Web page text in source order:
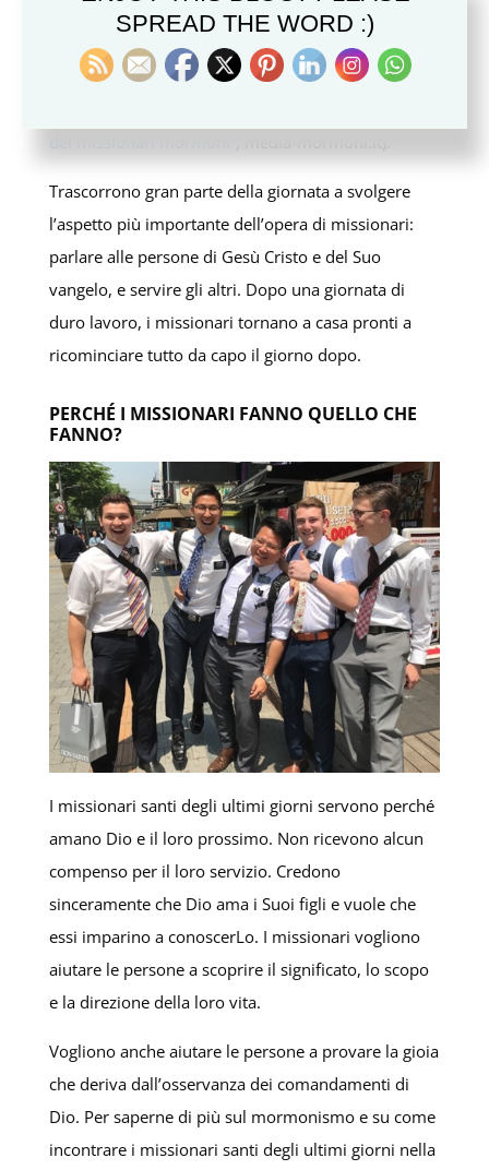
diversa dalla loro madre lingua, i missionari
dedicano anche del tempo a studiare la lingua del
paese che li ospita (vedere “Annunciata una
dei missionari mormoni
Trascorrono gran parte della giornata a svolgere
l’aspetto più importante dell’opera di missionari:
parlare alle persone di Gesù Cristo e del Suo
vangelo, e servire gli altri. Dopo una giornata di
duro lavoro, i missionari tornano a casa pronti a
ricominciare tutto da capo il giorno dopo.
PERCHÉ I MISSIONARI FANNO QUELLO CHE
FANNO?
I missionari santi degli ultimi giorni servono perché
amano Dio e il loro prossimo. Non ricevono alcun
compenso per il loro servizio. Credono
sinceramente che Dio ama i Suoi figli e vuole che
essi imparino a conoscerLo. I missionari vogliono
aiutare le persone a scoprire il significato, lo scopo
e la direzione della loro vita.
Vogliono anche aiutare le persone a provare la gioia
che deriva dall’osservanza dei comandamenti di
Dio. Per saperne di più sul mormonismo e su come
incontrare i missionari santi degli ultimi giorni nella
SPREAD THE WORD :)